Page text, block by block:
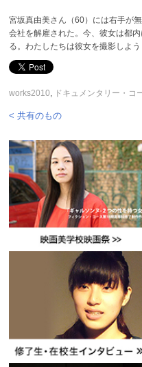
宮坂真由美さん（60）には右手が
会社を解雇された。今、彼女は都
る。わたしたちは彼女を撮影しよ
works2010, ドキュメンタリー・コ
< 共有のもの